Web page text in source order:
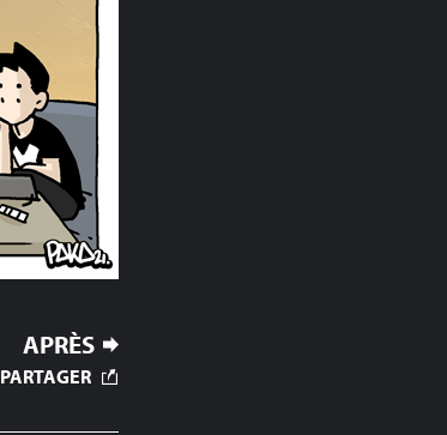
APRÈS
PARTAGER